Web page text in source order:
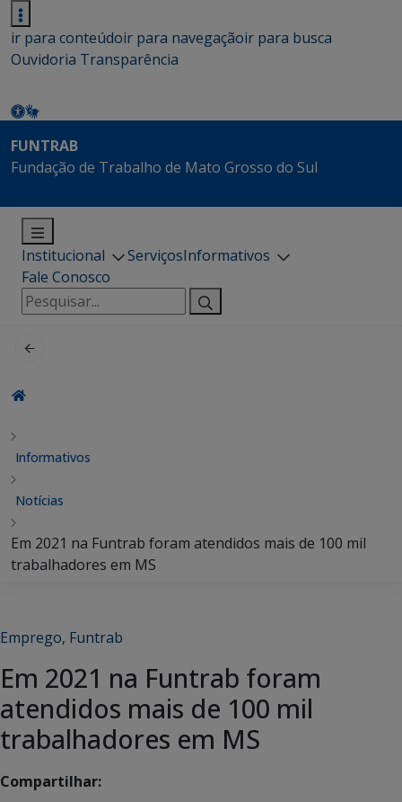
ir para conteúdoir para navegaçãoir para busca
Ouvidoria Transparência
FUNTRAB
Fundação de Trabalho de Mato Grosso do Sul
Institucional ServiçosInformativos
Fale Conosco
Pesquisar
por:
Informativos
Notícias
Em 2021 na Funtrab foram atendidos mais de 100 mil
trabalhadores em MS
Emprego, Funtrab
Em 2021 na Funtrab foram
atendidos mais de 100 mil
trabalhadores em MS
Compartilhar: